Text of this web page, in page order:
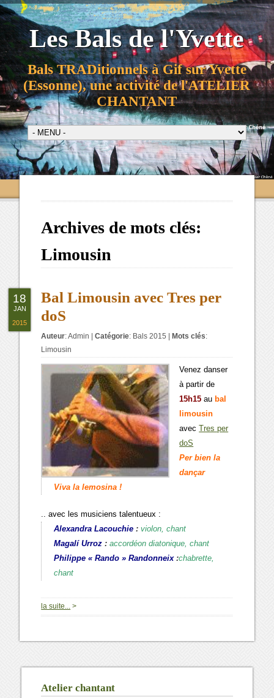
Les Bals de l'Yvette
Bals TRADitionnels à Gif sur Yvette
(Essonne), une activité de l'ATELIER
CHANTANT
Archives de mots clés:
Limousin
Bal Limousin avec Tres per
doS
Auteur:Admin |Catégorie: Bals 2015 Mots clés:
Limousin
Venez danser
à partir de
15h15au bal
limousin
avecTres per
doS
Per bien la
dançar
Viva la lemosina !
.. avec les musiciens talentueux :
Alexandra Lacouchie :violon, chant
Magalí Urroz : accordéon diatonique, chant
Philippe « Rando » Randonneix:chabrette,
chant
la suite... >
18
JAN
2015
Atelier chantant